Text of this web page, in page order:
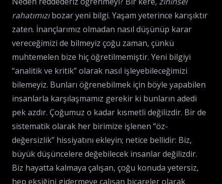
rahatımızıbozar yeni bilgi. Yaşam yeterince karışıktır
zaten. İnançlarımız olmadan nasıl düşünüp karar
vereceğimizi de bilmeyiz çoğu zaman, çünkü
muhtemelen bize hiç öğretilmemiştir. Yeni bilgiyi
“analitik ve kritik” olarak nasıl işleyebileceğimizi
bilemeyiz. Bunları öğrenebilmek için böyle yapabilen
insanlarla karşılaşmamız gerekir ki bunların adedi
pek azdır. Çoğumuz o kadar kısmetli değilizdir. Bir de
sistematik olarak her birimize işlenen “öz-
değersizlik” hissiyatını ekleyin; netice bellidir: Biz,
büyük düşüncelere değebilecek insanlar değilizdir.
Biz hayatta kalmaya çalışan, çoğu konuda yetersiz,
hep eksiğini gidermeye çalışan biçareler olarak